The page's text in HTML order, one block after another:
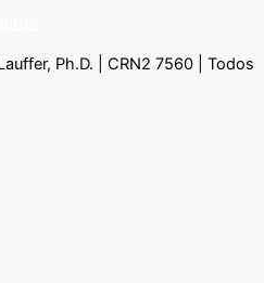
Ph.D. | CRN2 7560 | Todos